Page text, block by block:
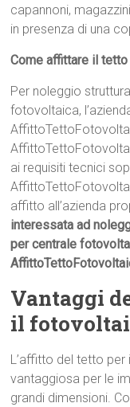
capannoni,
in presenza di una
Come affittare il tetto
Per noleggio
fotovoltaica,
ai requisiti tecnici
affitto all’azienda
interessata ad
per centrale
Vantaggi
il
L’affitto del tetto
vantaggiosa per le
grandi dimensioni.